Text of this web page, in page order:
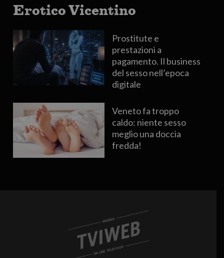
Erotico Vicentino
Prostitute e
prestazioni a
pagamento. Il business
del sesso nell’epoca
digitale
Veneto fa troppo
caldo: niente sesso
meglio una doccia
fredda!